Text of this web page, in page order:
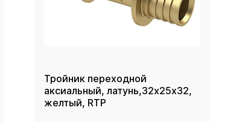
Тройник переходной
аксиальный, латунь,32х25х32,
желтый, RTP